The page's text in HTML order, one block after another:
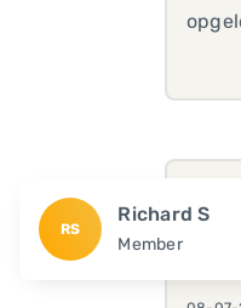
RS
Richard S
Member